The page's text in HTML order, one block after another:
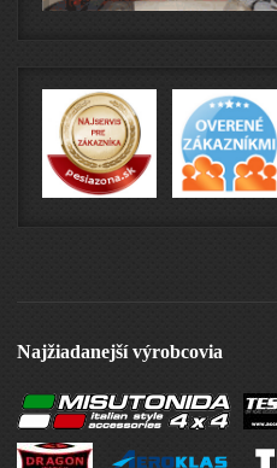
Najžiadanejší výrobcovia